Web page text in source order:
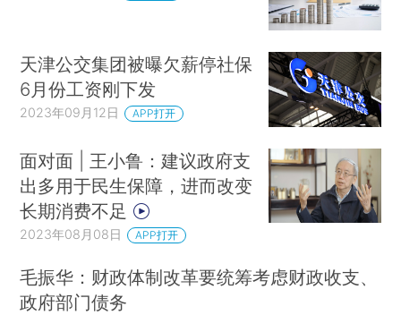
天津公交集团被曝欠薪停社保
6月份工资刚下发
2023年09月12日 APP打开
面对面 | 王小鲁：建议政府支
出多用于民生保障，进而改变
长期消费不足
2023年08月08日 APP打开
毛振华：财政体制改革要统筹考虑财政收支、
政府部门债务